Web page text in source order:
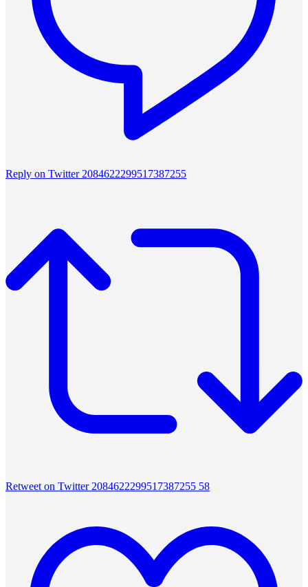
Reply on Twitter 2084622299517387255
Retweet on Twitter 2084622299517387255 58